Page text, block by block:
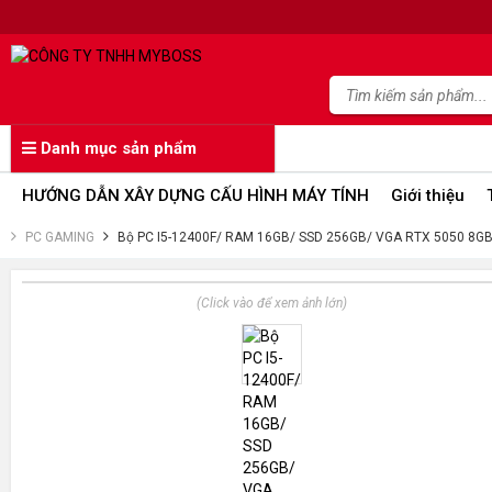
Danh mục sản phẩm
HƯỚNG DẪN XÂY DỰNG CẤU HÌNH MÁY TÍNH Giới thiệu
PC GAMING Bộ PC I5-12400F/ RAM 16GB/ SSD 256GB/ VGA RTX 5050 8GB
(Click vào để xem ảnh lớn)